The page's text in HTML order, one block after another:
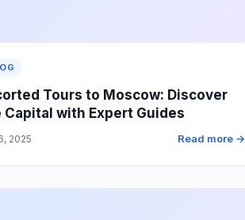
Tours to Moscow: Discover
Capital with Expert Guides
2025 Read more →